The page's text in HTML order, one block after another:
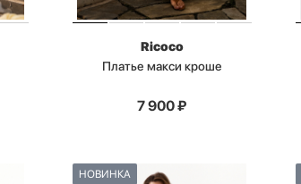
Ricoco
Платье макси кроше
7 900₽
НОВИНКА